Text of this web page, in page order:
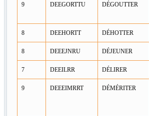
9 DEEGORTTU DÉGOUTTER
8 DEEHORTT DÉHOTTER
8 DEEEJNRU DÉJEUNER
7 DEEILRR DÉLIRER
9 DEEEIMRRT DÉMÉRITER